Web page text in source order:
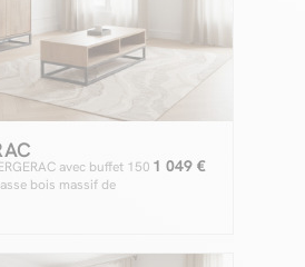
avec buffet 150
bois massif de
1 049 €